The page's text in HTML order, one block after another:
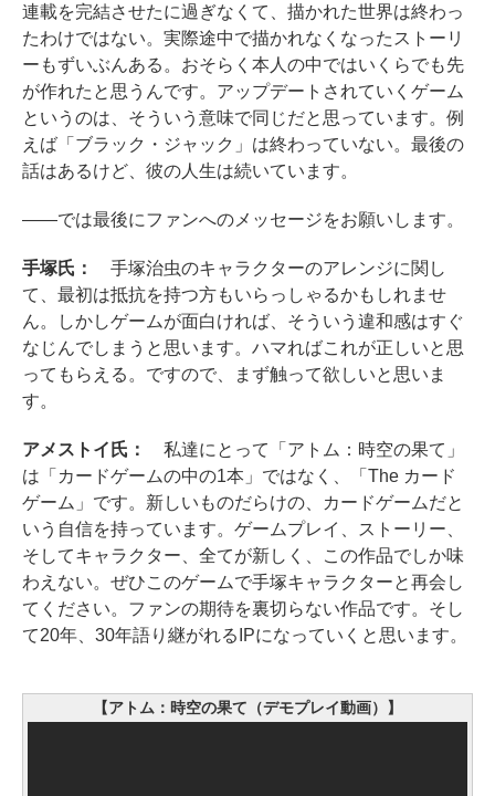
連載を完結させたに過ぎなくて、描かれた世界は終わっ
たわけではない。実際途中で描かれなくなったストーリ
ーもずいぶんある。おそらく本人の中ではいくらでも先
が作れたと思うんです。アップデートされていくゲーム
というのは、そういう意味で同じだと思っています。例
えば「ブラック・ジャック」は終わっていない。最後の
話はあるけど、彼の人生は続いています。
――では最後にファンへのメッセージをお願いします。
手塚氏：
手塚治虫のキャラクターのアレンジに関し
て、最初は抵抗を持つ方もいらっしゃるかもしれませ
ん。しかしゲームが面白ければ、そういう違和感はすぐ
なじんでしまうと思います。ハマればこれが正しいと思
ってもらえる。ですので、まず触って欲しいと思いま
す。
アメストイ氏：
私達にとって「アトム：時空の果て」
は「カードゲームの中の1本」ではなく、「The カード
ゲーム」です。新しいものだらけの、カードゲームだと
いう自信を持っています。ゲームプレイ、ストーリー、
そしてキャラクター、全てが新しく、この作品でしか味
わえない。ぜひこのゲームで手塚キャラクターと再会し
てください。ファンの期待を裏切らない作品です。そし
て20年、30年語り継がれるIPになっていくと思います。
【アトム：時空の果て（デモプレイ動画）】